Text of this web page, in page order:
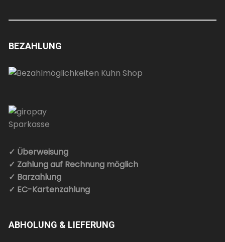
BEZAHLUNG
✓ Überweisung
✓ Zahlung auf Rechnung möglich
✓ Barzahlung
✓ EC-Kartenzahlung
ABHOLUNG & LIEFERUNG